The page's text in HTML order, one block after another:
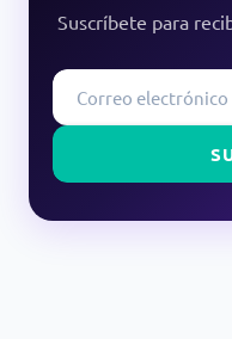
Suscríbete para